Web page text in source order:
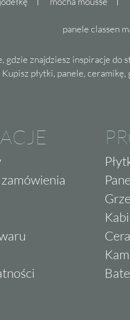
panele classen
gdzie znajdziesz inspiracje do
Kupisz płytki, panele,